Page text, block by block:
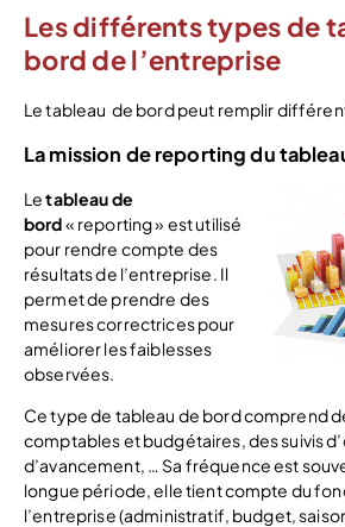
Les différents types de
bord de l’entreprise
Le tableau de bord peut remplir
La mission de reporting du
Letableau de
bord« reporting » est utilisé
pour rendre compte des
résultats de l’entreprise. Il
permet de prendre des
mesures correctrices pour
améliorer les faiblesses
observées.
Ce type de tableau de bord comprend
comptables et budgétaires, des suivis
d’avancement, … Sa fréquence est
longue période, elle tient compte du
l’entreprise (administratif, budget,